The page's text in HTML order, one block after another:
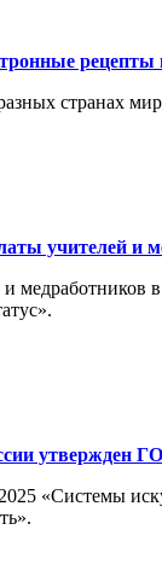
рецепты
странах
учителей и
и
утвержден
«Системы